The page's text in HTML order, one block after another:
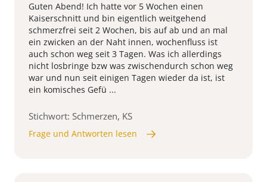
Guten Abend! Ich hatte vor 5 Wochen einen
Kaiserschnitt und bin eigentlich weitgehend
schmerzfrei seit 2 Wochen, bis auf ab und an mal
ein zwicken an der Naht innen, wochenfluss ist
auch schon weg seit 3 Tagen. Was ich allerdings
nicht losbringe bzw was zwischendurch schon weg
war und nun seit einigen Tagen wieder da ist, ist
ein komisches Gefü ...
Stichwort: Schmerzen, KS
Frage und Antworten lesen